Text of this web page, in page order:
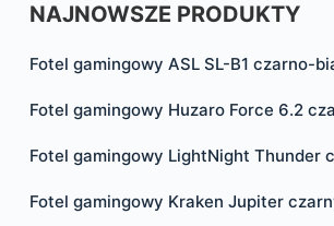
NAJNOWSZE PRODUKTY
Fotel gamingowy ASL SL-B1 czarno-
Fotel gamingowy Huzaro Force 6.2
Fotel gamingowy LightNight Thunder
Fotel gamingowy Kraken Jupiter